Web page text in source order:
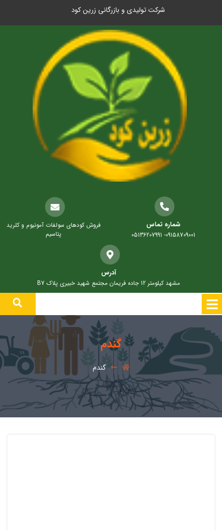
شرکت تولیدی و بازرگانی زرین کود
شماره تماس
09158709001- 05136207991
فروش کودهای سولفات آمونیوم و کلرید
پتاسیم
آدرس
مشهد کیلومتر 12 جاده فریمان مجتمع شهید خبیری پلاک B7
گندم
گندم